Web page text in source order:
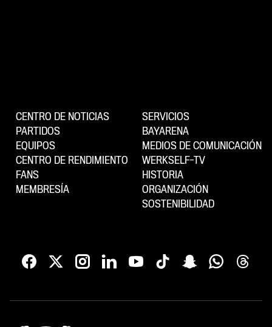
CENTRO DE NOTICIAS
PARTIDOS
EQUIPOS
CENTRO DE RENDIMIENTO
FANS
MEMBRESÍA
SERVICIOS
BAYARENA
MEDIOS DE COMUNICACIÓN
WERKSELF-TV
HISTORIA
ORGANIZACIÓN
SOSTENIBILIDAD